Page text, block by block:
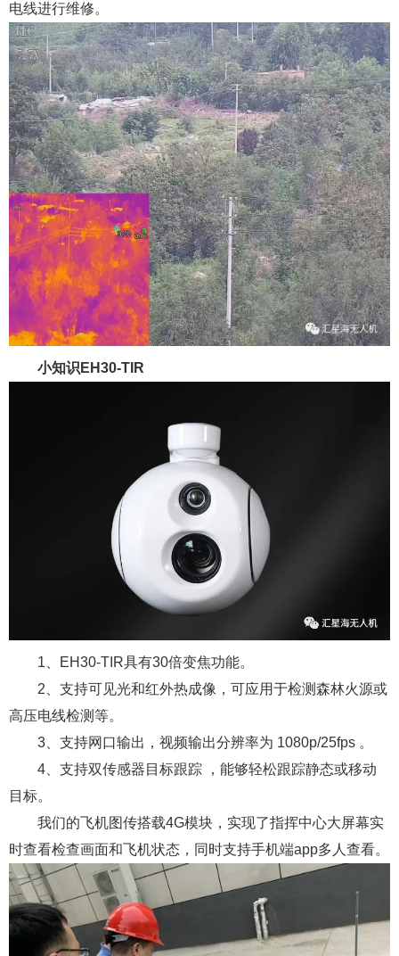
电线进行维修。
小知识 EH30-TIR
1、EH30-TIR具有30倍变焦功能。
2、支持可见光和红外热成像，可应用于检测森林火源或
高压电线检测等。
3、支持网口输出，视频输出分辨率为 1080p/25fps 。
4、支持双传感器目标跟踪 ，能够轻松跟踪静态或移动
目标。
我们的飞机图传搭载4G模块，实现了指挥中心大屏幕实
时查看检查画面和飞机状态，同时支持手机端app多人查看。